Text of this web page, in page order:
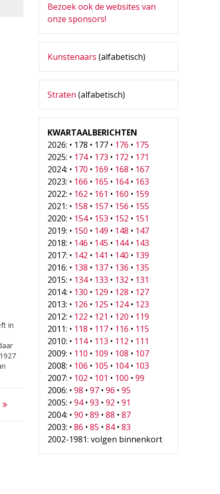
in
Bezoek ook de websites van
onze sponsors!
Kunstenaars (alfabetisch)
Straten (alfabetisch)
KWARTAALBERICHTEN
2026: • 178 • 177 • 176 • 175
2025: • 174• 173 • 172 • 171
2024: • 170 • 169 • 168 • 167
2023: • 166 • 165 • 164• 163
2022: • 162 • 161 • 160 • 159
2021: • 158 • 157 • 156 • 155
2020: • 154• 153 • 152 • 151
2019: • 150 • 149 • 148 • 147
2018: • 146 • 145 • 144• 143
2017: • 142 • 141 • 140 • 139
2016: • 138 • 137 • 136 • 135
2015: • 134• 133 • 132 • 131
2014: • 130 • 129 • 128 • 127
2013: • 126 • 125 • 124• 123
2012: • 122 • 121 • 120 • 119
2011: • 118 • 117 • 116 • 115
2010: • 114• 113 • 112 • 111
2009: • 110 • 109 • 108 • 107
2008: • 106 • 105 • 104• 103
2007: • 102 • 101 • 100 •99
2006: •98 •97 •96 •95
2005: •94•93 •92 •91
2004: •90 •89 •88 •87
2003: •86 •85 •84•83
2002-1981: volgen binnenkort